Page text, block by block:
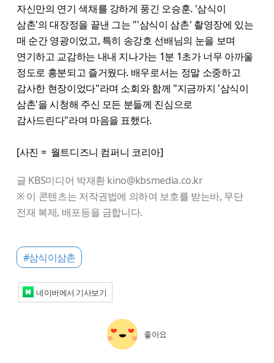
자신만의 연기 색채를 강하게 풍긴 오승훈. '삼식이
삼촌'의 대장정을 끝낸 그는 "'삼식이 삼촌' 촬영장에 있는
매 순간 영광이었고, 특히 송강호 선배님의 눈을 보며
연기하고 교감하는 내내 지나가는 1분 1초가 너무 아까울
정도로 흥분되고 즐거웠다. 배우로서는 정말 소중하고
감사한 현장이었다"라며 소회와 함께 "지금까지 '삼식이
삼촌'을 시청해 주신 모든 분들께 진심으로
감사드린다"라며 마음을 표했다.
[사진 = 월트디즈니 컴퍼니 코리아]
글 KBS미디어 박재환 kino@kbsmedia.co.kr
※ 이 콘텐츠는 저작권법에 의하여 보호를 받는바, 무단
전재 복제, 배포등을 금합니다.
#삼식이삼촌
네이버에서 기사보기
좋아요